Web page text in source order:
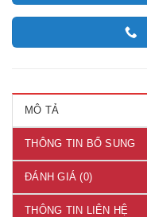
MÔ TẢ
THÔNG TIN BỔ SUNG
ĐÁNH GIÁ (0)
THÔNG TIN LIÊN HỆ